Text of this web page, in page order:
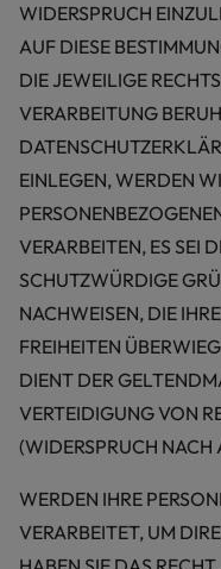
WIDERSPRUCH
AUF DIESE
DIE JEWEILIGE
VERARBEITUNG
EINLEGEN, WERDEN
VERARBEITEN, ES SEI
SCHUTZWÜRDIGE
NACHWEISEN, DIE
FREIHEITEN
DIENT DER
VERTEIDIGUNG VON
(WIDERSPRUCH NACH
WERDEN IHRE
VERARBEITET, UM